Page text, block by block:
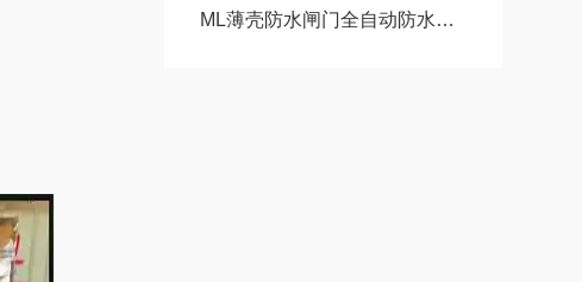
ML薄壳防水闸门全自动防水门液压控制原理